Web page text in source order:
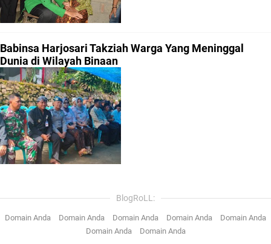
Babinsa Harjosari Takziah Warga Yang Meninggal
Dunia di Wilayah Binaan
BlogRoLL:
Domain Anda Domain Anda Domain Anda Domain Anda
Domain Anda
Domain Anda
Domain Anda